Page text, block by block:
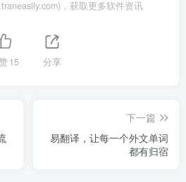
，获取更多软件资讯
15 分享
下一篇
易翻译，让每一个外文单词
都有归宿